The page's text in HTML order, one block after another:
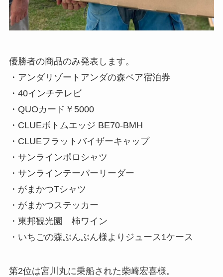
優勝者の商品のみ発表します。
・アンダリゾートアンダの森ペア宿泊券
・40インチテレビ
・QUOカード￥5000
・CLUEボトムエッジ BE70-BMH
・CLUEフラットバイザーキャップ
・サンラインポロシャツ
・サンラインテーパーリーダー
・がまかつTシャツ
・がまかつステッカー
・東邦観光園 柿ワイン
・いちごの森ぶんぶん様よりジュース1ケース
第2位は宮川丸に乗船された柴崎宏喜様。